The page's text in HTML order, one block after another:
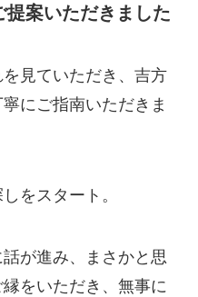
案いただきました
見ていただき、吉方
にご指南いただきま
をスタート。
が進み、まさかと思
をいただき、無事に